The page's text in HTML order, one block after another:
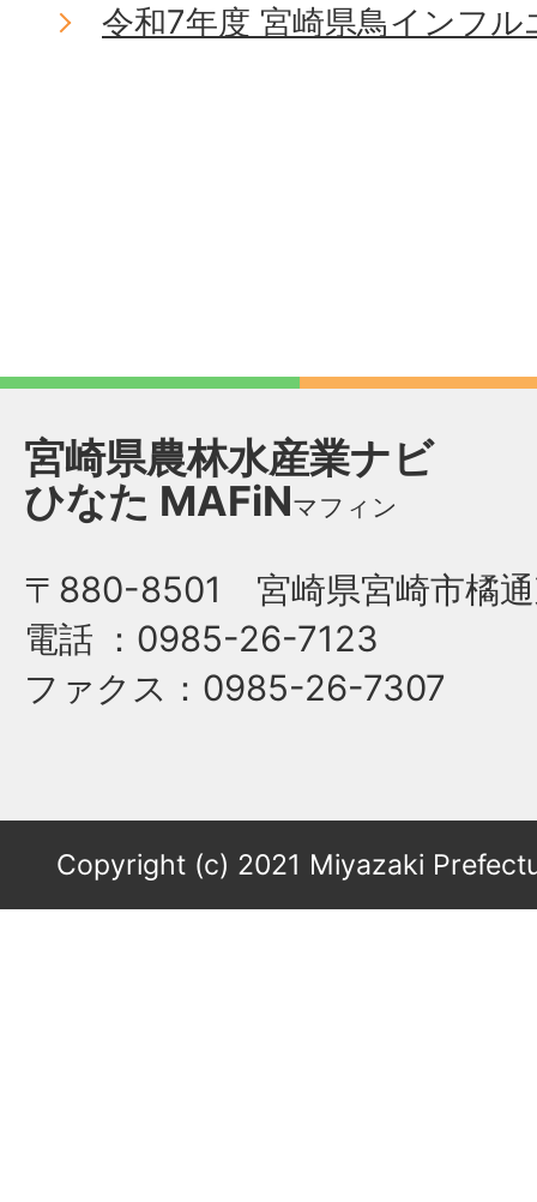
令和7年度 宮崎県鳥インフ
宮崎県農林水産業ナビ
ひなた MAFiNマフィン
〒880-8501 宮崎県宮崎市橘通
電話 ：0985-26-7123
ファクス ：0985-26-7307
Copyright (c) 2021 Miyazaki